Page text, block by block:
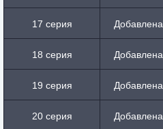
17 серия Добавлена
18 серия Добавлена
19 серия Добавлена
20 серия Добавлена